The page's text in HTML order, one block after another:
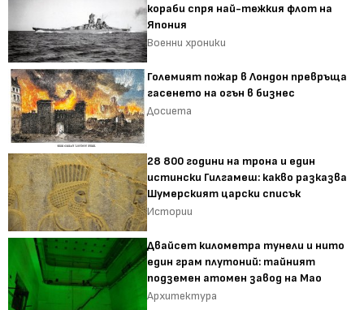
кораби спря най-тежкия флот на
Япония
Военни хроники
Големият пожар в Лондон превръща
гасенето на огън в бизнес
Досиета
28 800 години на трона и един
истински Гилгамеш: какво разказва
Шумерският царски списък
Истории
Двайсет километра тунели и нито
един грам плутоний: тайният
подземен атомен завод на Мао
Архитектура